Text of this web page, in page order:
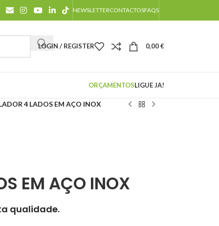
NEWSLETTERCONTACTOSFAQS
LOGIN / REGISTER 0,00€
ORÇAMENTOSLIGUE JA!
4 LADOS EM AÇO INOX
EM AÇO INOX
qualidade.